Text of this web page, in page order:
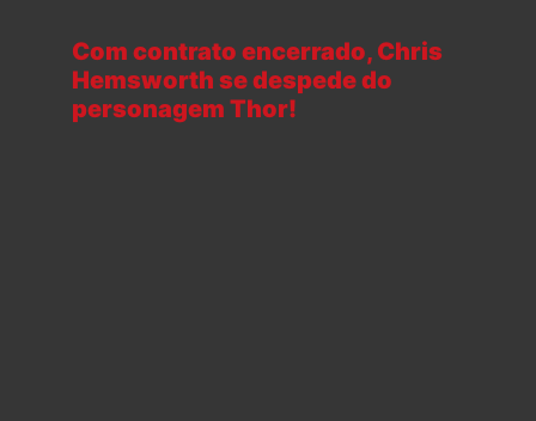
Com contrato encerrado, Chris
Hemsworth se despede do
personagem Thor!